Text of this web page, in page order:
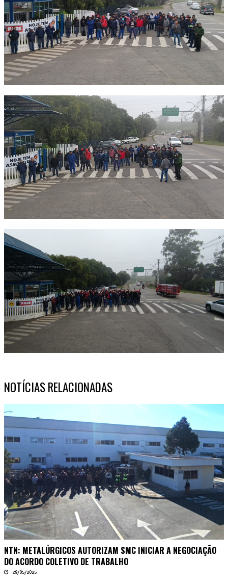
NOTÍCIAS RELACIONADAS
NTN: METALÚRGICOS AUTORIZAM SMC INICIAR A NEGOCIAÇÃO
DO ACORDO COLETIVO DE TRABALHO
29/05/2025